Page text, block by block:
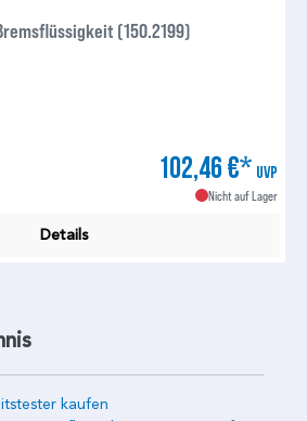
(150.2199)
102,46 €* UVP
Nicht auf Lager
Details
kaufen